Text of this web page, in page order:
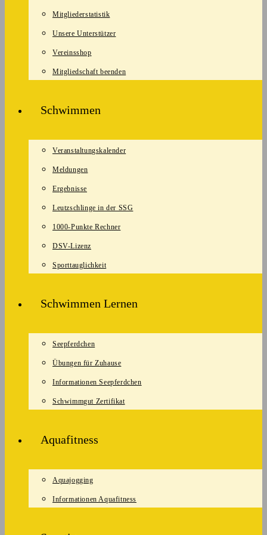
Mitgliederstatistik
Unsere Unterstützer
Vereinsshop
Mitgliedschaft beenden
Schwimmen
Veranstaltungskalender
Meldungen
Ergebnisse
Leutzschlinge in der SSG
1000-Punkte Rechner
DSV-Lizenz
Sporttauglichkeit
Schwimmen Lernen
Seepferdchen
Übungen für Zuhause
Informationen Seepferdchen
Schwimmgut Zertifikat
Aquafitness
Aquajogging
Informationen Aquafitness